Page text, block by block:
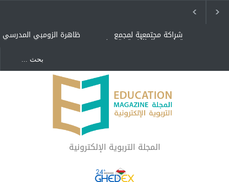
ظاهرة الزومبي المدرسي شراكة مجتمعية لمجمع
تعليمي بالطائف تستهدف
"كنت أنضرب ومافيني إلا
العافية" هل هذا مبرر
لاستمرار أسلوب التربية
المتوارث؟
لماذا تعد برامج توعية الأطفال
بخصوصية الجسد وقاية لا
فضول؟
المجلة التربوية الإلكترونية